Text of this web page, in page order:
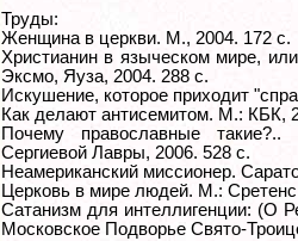
Труды:
Женщина в церкви. М., 2004. 172 с.
Христианин в языческом мире,
Эксмо, Яуза, 2004. 288 с.
Искушение, которое приходит
Как делают антисемитом. М.: КБК,
Почему православные
Сергиевой Лавры, 2006. 528 с.
Неамериканский миссионер.
Церковь в мире людей. М.:
Сатанизм для интеллигенции: (О
Московское Подворье Свято-